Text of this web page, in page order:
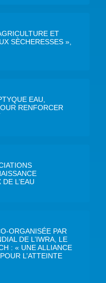
ET
SÈCHERESSES »,
EAU,
RENFORCER
L’EAU
ORGANISÉE PAR
DE L’IWRA, LE
: « UNE ALLIANCE
L’ATTEINTE